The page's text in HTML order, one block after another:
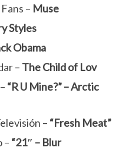
– Muse
Styles
Obama
– The Child of Lov
“R U Mine?” – Arctic
– “Fresh Meat”
– “21″ – Blur